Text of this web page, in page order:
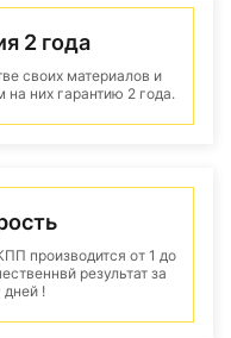
2 года
своих материалов и
них гарантию 2 года.
производится от 1 до
результат за
дней !